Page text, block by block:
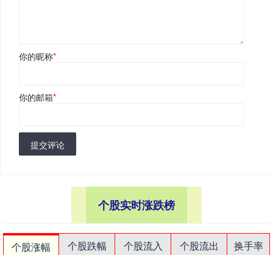
你的昵称*
你的邮箱*
提交评论
个股实时涨跌榜
个股涨幅 个股跌幅 个股流入 个股流出
换手率